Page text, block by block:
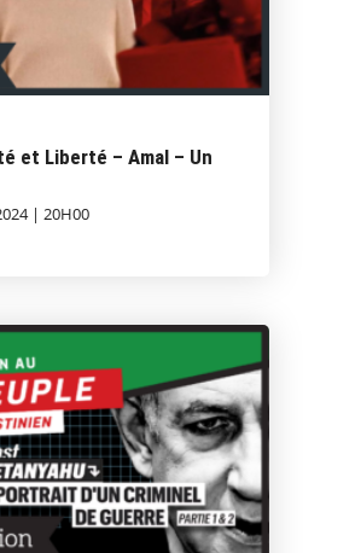
et Liberté – Amal – Un
| 20H00